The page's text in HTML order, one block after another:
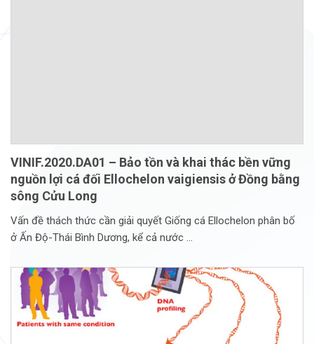
VINIF.2020.DA01 – Bảo tồn và khai thác bền vững
nguồn lợi cá đối Ellochelon vaigiensis ở Đồng bằng
sông Cửu Long
Vấn đề thách thức cần giải quyết Giống cá Ellochelon phân bố
ở Ấn Độ-Thái Bình Dương, kể cả nước